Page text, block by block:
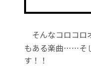
そんなコロコロ
もある楽曲……そ
す！！